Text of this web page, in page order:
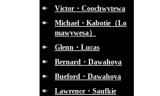
Victor・Coochwytewa
Michael・Kabotie（Lo
mawywesa）
Glenn・Lucas
Bernard・Dawahoya
Bueford・Dawahoya
Lawrence・Saufkie